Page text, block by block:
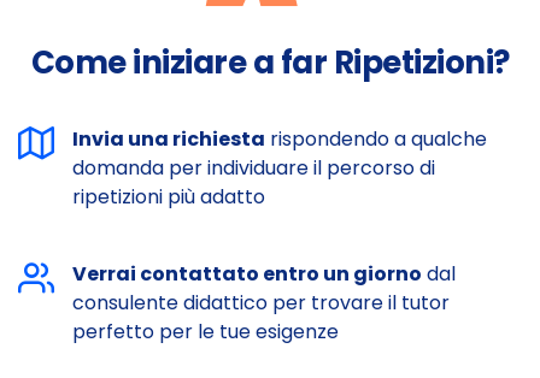
Come iniziare a far Ripetizioni?
Invia una richiesta rispondendo a qualche
domanda per individuare il percorso di
ripetizioni più adatto
Verrai contattato entro un giorno dal
consulente didattico per trovare il tutor
perfetto per le tue esigenze